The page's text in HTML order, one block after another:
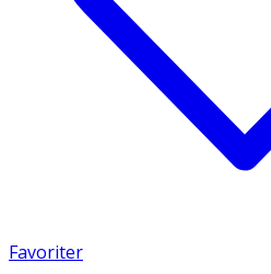
Favoriter